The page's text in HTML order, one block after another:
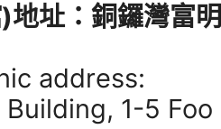
地址：銅鑼灣富
address:
Building, 1-5